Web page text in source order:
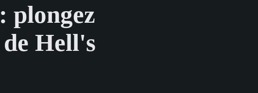
plongez
de Hell's